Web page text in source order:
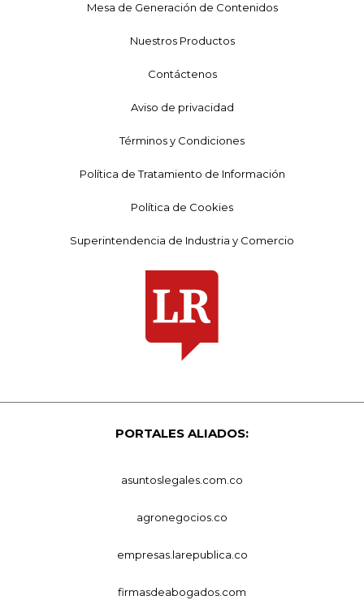
Mesa de Generación de Contenidos
Nuestros Productos
Contáctenos
Aviso de privacidad
Términos y Condiciones
Política de Tratamiento de Información
Política de Cookies
Superintendencia de Industria y Comercio
PORTALES ALIADOS:
asuntoslegales.com.co
agronegocios.co
empresas.larepublica.co
firmasdeabogados.com